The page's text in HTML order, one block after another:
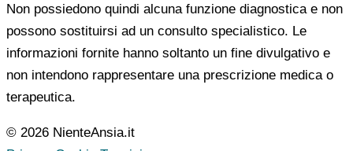
Non possiedono quindi alcuna funzione diagnostica e non
possono sostituirsi ad un consulto specialistico. Le
informazioni fornite hanno soltanto un fine divulgativo e
non intendono rappresentare una prescrizione medica o
terapeutica.
© 2026 NienteAnsia.it